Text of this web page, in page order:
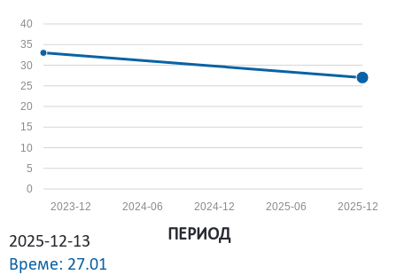
0
5
10
15
20
25
30
35
40
2025-12
2025-06
2024-12
2024-06
2023-12
2025-12-13
Време: 27.01
ПЕРИОД